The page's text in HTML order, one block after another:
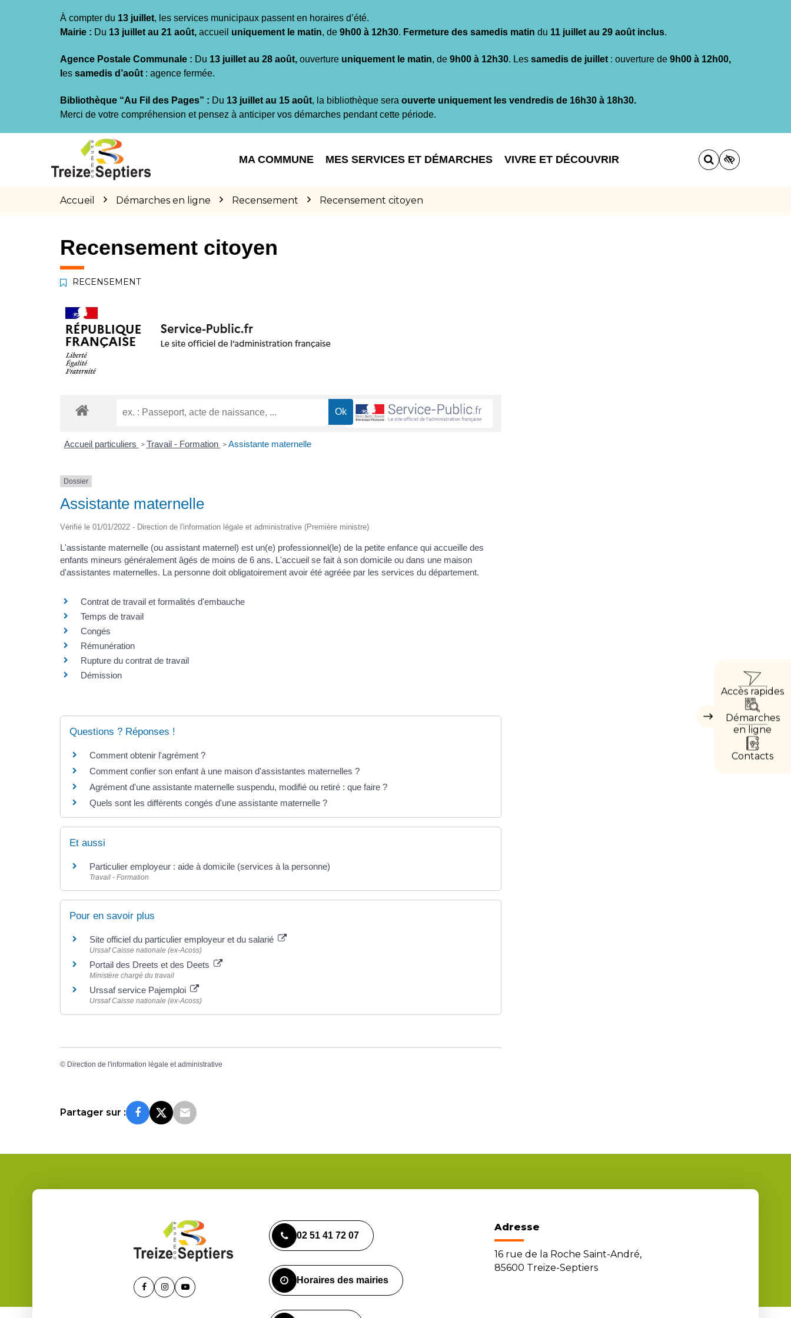
À compter du 13 juillet, les services municipaux passent en horaires d’été.
Mairie : Du 13 juillet au 21 août, accueil uniquement le matin, de 9h00 à 12h30. Fermeture des samedis matin du 11 juillet au 29 août inclus.
Agence Postale Communale : Du 13 juillet au 28 août, ouverture uniquement le matin, de 9h00 à 12h30. Les samedis de juillet : ouverture de 9h00 à 12h00,
es samedis d’août : agence fermée.
Bibliothèque “Au Fil des Pages” : Du 13 juillet au 15 août, la bibliothèque sera ouverte uniquement les vendredis de 16h30 à 18h30.
Merci de votre compréhension et pensez à anticiper vos démarches pendant cette période.
MA COMMUNE MES SERVICES ET DÉMARCHES VIVRE ET DÉCOUVRIR
Accueil Démarches en ligne Recensement Recensement citoyen
Masquer
Accès rapides
Démarches
en ligne
Contacts
Recensement citoyen
RECENSEMENT
Accueil particuliers > Travail - Formation > Assistante maternelle
Dossier
Assistante maternelle
Vérifié le 01/01/2022 - Direction de l'information légale et administrative (Première ministre)
L'assistante maternelle (ou assistant maternel) est un(e) professionnel(le) de la petite enfance qui accueille des
enfants mineurs généralement âgés de moins de 6 ans. L'accueil se fait à son domicile ou dans une maison
d'assistantes maternelles. La personne doit obligatoirement avoir été agréée par les services du département.
Contrat de travail et formalités d'embauche
Temps de travail
Congés
Rémunération
Rupture du contrat de travail
Démission
Questions ? Réponses !
Comment obtenir l'agrément ?
Comment confier son enfant à une maison d'assistantes maternelles ?
Agrément d'une assistante maternelle suspendu, modifié ou retiré : que faire ?
Quels sont les différents congés d'une assistante maternelle ?
Et aussi
Particulier employeur : aide à domicile (services à la personne)
Travail - Formation
Pour en savoir plus
Site officiel du particulier employeur et du salarié
Urssaf Caisse nationale (ex-Acoss)
Portail des Dreets et des Deets
Ministère chargé du travail
Urssaf service Pajemploi
Urssaf Caisse nationale (ex-Acoss)
© Direction de l'information légale et administrative
Partager sur :
Lien Lien Lien
02 51 41 72 07
Horaires des mairies
Adresse
16 rue de la Roche Saint-André,
85600 Treize-Septiers